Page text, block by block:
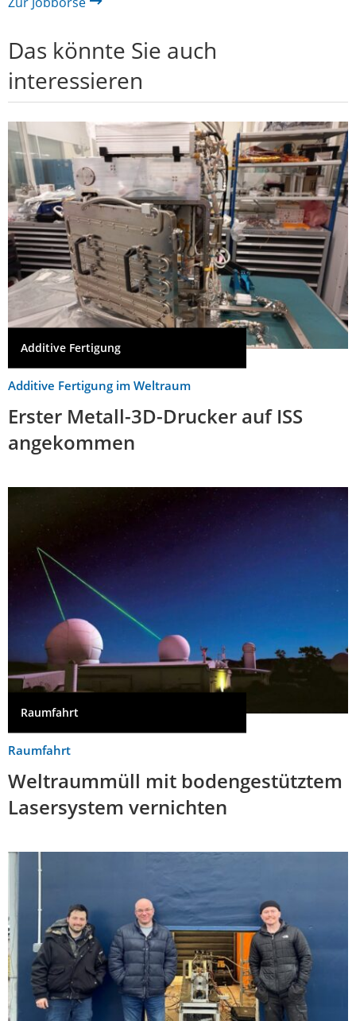
Das könnte Sie auch
interessieren
Additive Fertigung
Additive Fertigung im Weltraum
Erster Metall-3D-Drucker auf ISS
angekommen
Raumfahrt
Raumfahrt
Weltraummüll mit bodengestütztem
Lasersystem vernichten